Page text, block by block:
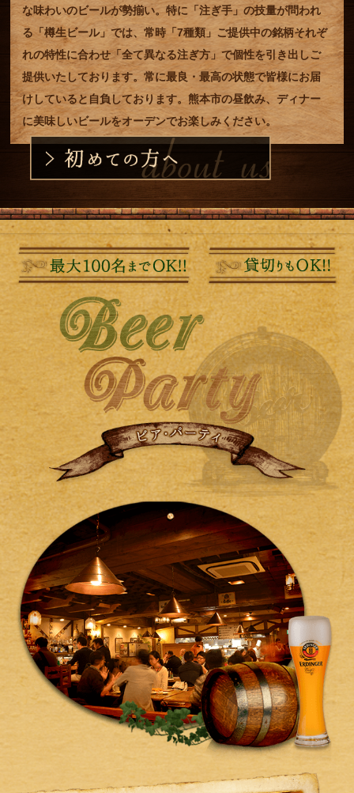
な味わいのビールが勢揃い。特に「注ぎ手」の技量が問われ
る「樽生ビール」では、常時「7種類」ご提供中の銘柄それぞ
れの特性に合わせ「全て異なる注ぎ方」で個性を引き出しご
提供いたしております。常に最良・最高の状態で皆様にお届
けしていると自負しております。熊本市の昼飲み、ディナー
に美味しいビールをオーデンでお楽しみください。